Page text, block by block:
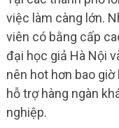
việc làm càng lớn.
viên có bằng cấp
đại học giả Hà Nội
nên hot hơn bao giờ
hỗ trợ hàng ngàn
nghiệp.